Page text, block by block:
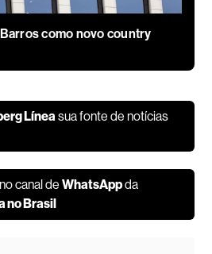
como novo country
Líneasua fonte de notícias
canal deWhatsAppda
no Brasil